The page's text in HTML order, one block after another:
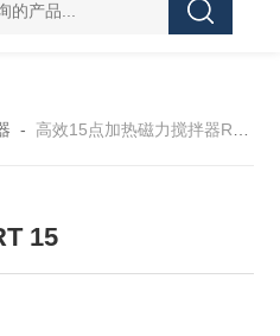
IKAMAG磁力搅拌器 IT-09A5
- 高效15点加热磁力搅拌器RT 15
15